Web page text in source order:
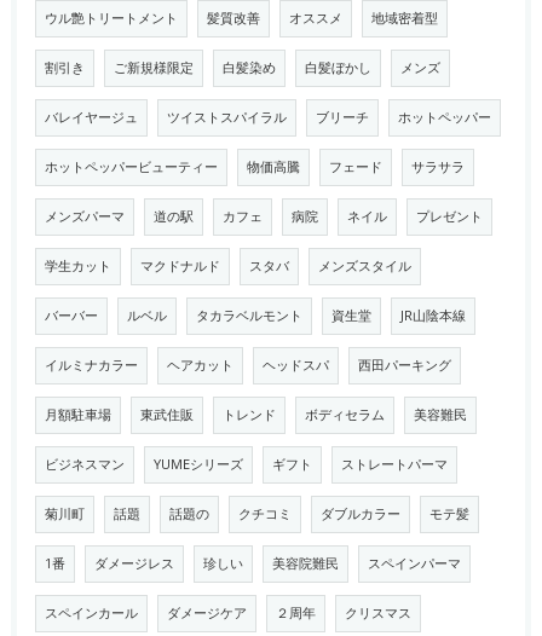
ウル艶トリートメント 髪質改善 オススメ 地域密着型
割引き ご新規様限定 白髪染め 白髪ぼかし メンズ
バレイヤージュ ツイストスパイラル ブリーチ ホットペッパー
ホットペッパービューティー 物価高騰 フェード サラサラ
メンズパーマ 道の駅 カフェ 病院 ネイル プレゼント
学生カット マクドナルド スタバ メンズスタイル
バーバー ルベル タカラベルモント 資生堂 JR山陰本線
イルミナカラー ヘアカット ヘッドスパ 西田パーキング
月額駐車場 東武住販 トレンド ボディセラム 美容難民
ビジネスマン YUMEシリーズ ギフト ストレートパーマ
菊川町 話題 話題の クチコミ ダブルカラー モテ髪
1番 ダメージレス 珍しい 美容院難民 スペインパーマ
スペインカール ダメージケア ２周年 クリスマス